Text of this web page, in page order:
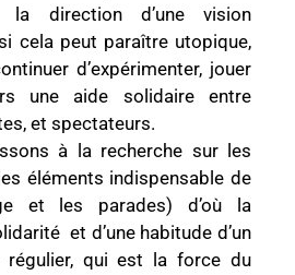
la direction d’une vision
cela peut paraître utopique,
d’expérimenter, jouer
une aide solidaire entre
et spectateurs.
à la recherche sur les
éléments indispensable de
et les parades) d’où la
et d’une habitude d’un
régulier, qui est la force du